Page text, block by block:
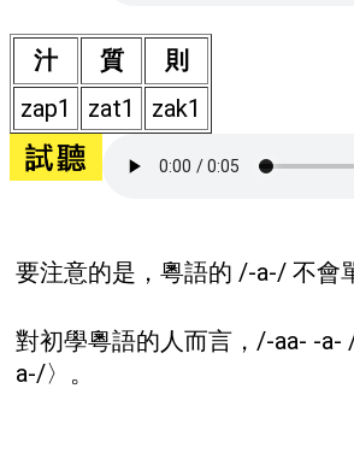
汁 質
則
zap1
zat1 zak1
要注意的是，粵語的 /-a-/ 不會
對初學粵語的人而言，/-aa- -
a-/〉。